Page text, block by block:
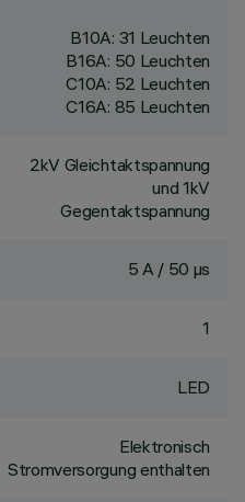
B10A: 31 Leuchten
B16A: 50 Leuchten
C10A: 52 Leuchten
C16A: 85 Leuchten
2kV Gleichtaktspannung
und 1kV
Gegentaktspannung
5 A / 50 µs
1
LED
Elektronisch
Stromversorgung enthalten